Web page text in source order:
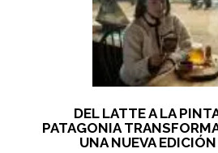
DEL LATTE A LA
PATAGONIA
UNA NUEVA